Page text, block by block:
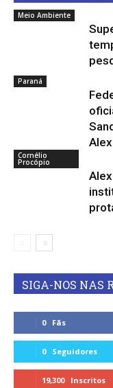
Meio Ambiente
Paraná
Cornélio
Procópio
SIGA-NOS NAS
0 Fãs
0 Seguidores
19,300 Inscritos